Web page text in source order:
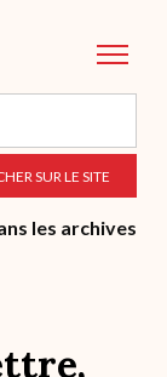
les archives